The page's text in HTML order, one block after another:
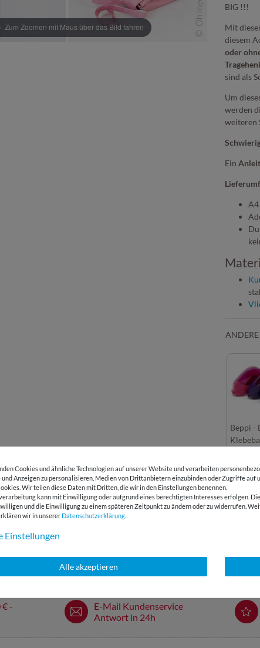
Zum Zoomen mit Maus über das Bild fahren
BIG !!!
Mit
diesem
oder
sind als
Um
werden
weiteren
Ein
Beppi -
-
E-Mail Kundenservice
Antwort in 24h
Cookies und ähnliche Technologien auf unserer Website und verarbeiten
und Anzeigen zu personalisieren, Medien von Drittanbietern einzubinden oder Zugriffe
Wir teilen diese Daten mit Dritten, die wir in den Einstellungen benennen.
kann mit Einwilligung oder aufgrund eines berechtigten Interesses erfolgen.
und die Einwilligung zu einem späteren Zeitpunkt zu ändern oder zu widerrufen.
wir in unserer Daten­schutz­erklärung
Einstellungen
Alle akzeptieren